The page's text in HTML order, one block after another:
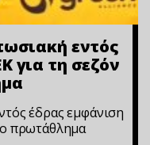
εντός
για τη σεζόν
έδρας εμφάνιση
πρωτάθλημα